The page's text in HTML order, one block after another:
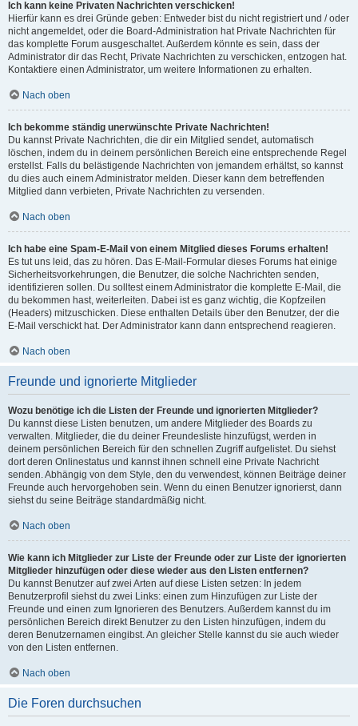
Ich kann keine Privaten Nachrichten verschicken!
Hierfür kann es drei Gründe geben: Entweder bist du nicht registriert und / oder
nicht angemeldet, oder die Board-Administration hat Private Nachrichten für
das komplette Forum ausgeschaltet. Außerdem könnte es sein, dass der
Administrator dir das Recht, Private Nachrichten zu verschicken, entzogen hat.
Kontaktiere einen Administrator, um weitere Informationen zu erhalten.
Nach oben
Ich bekomme ständig unerwünschte Private Nachrichten!
Du kannst Private Nachrichten, die dir ein Mitglied sendet, automatisch
löschen, indem du in deinem persönlichen Bereich eine entsprechende Regel
erstellst. Falls du belästigende Nachrichten von jemandem erhältst, so kannst
du dies auch einem Administrator melden. Dieser kann dem betreffenden
Mitglied dann verbieten, Private Nachrichten zu versenden.
Nach oben
Ich habe eine Spam-E-Mail von einem Mitglied dieses Forums erhalten!
Es tut uns leid, das zu hören. Das E-Mail-Formular dieses Forums hat einige
Sicherheitsvorkehrungen, die Benutzer, die solche Nachrichten senden,
identifizieren sollen. Du solltest einem Administrator die komplette E-Mail, die
du bekommen hast, weiterleiten. Dabei ist es ganz wichtig, die Kopfzeilen
(Headers) mitzuschicken. Diese enthalten Details über den Benutzer, der die
E-Mail verschickt hat. Der Administrator kann dann entsprechend reagieren.
Nach oben
Freunde und ignorierte Mitglieder
Wozu benötige ich die Listen der Freunde und ignorierten Mitglieder?
Du kannst diese Listen benutzen, um andere Mitglieder des Boards zu
verwalten. Mitglieder, die du deiner Freundesliste hinzufügst, werden in
deinem persönlichen Bereich für den schnellen Zugriff aufgelistet. Du siehst
dort deren Onlinestatus und kannst ihnen schnell eine Private Nachricht
senden. Abhängig von dem Style, den du verwendest, können Beiträge deiner
Freunde auch hervorgehoben sein. Wenn du einen Benutzer ignorierst, dann
siehst du seine Beiträge standardmäßig nicht.
Nach oben
Wie kann ich Mitglieder zur Liste der Freunde oder zur Liste der ignorierten
Mitglieder hinzufügen oder diese wieder aus den Listen entfernen?
Du kannst Benutzer auf zwei Arten auf diese Listen setzen: In jedem
Benutzerprofil siehst du zwei Links: einen zum Hinzufügen zur Liste der
Freunde und einen zum Ignorieren des Benutzers. Außerdem kannst du im
persönlichen Bereich direkt Benutzer zu den Listen hinzufügen, indem du
deren Benutzernamen eingibst. An gleicher Stelle kannst du sie auch wieder
von den Listen entfernen.
Nach oben
Die Foren durchsuchen